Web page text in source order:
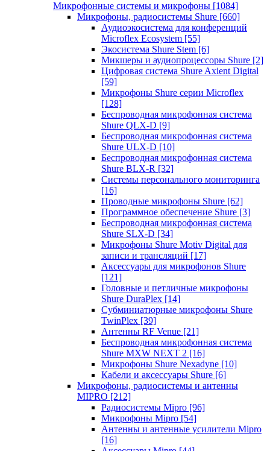
Микрофонные системы и микрофоны [1084]
Микрофоны, радиосистемы Shure [660]
Аудиоэкосистема для конференций
Microflex Ecosystem [55]
Экосистема Shure Stem [6]
Микшеры и аудиопроцессоры Shure [2]
Цифровая система Shure Axient Digital
[59]
Микрофоны Shure серии Microflex
[128]
Беспроводная микрофонная система
Shure QLX-D [9]
Беспроводная микрофонная система
Shure ULX-D [10]
Беспроводная микрофонная система
Shure BLX-R [32]
Системы персонального мониторинга
[16]
Проводные микрофоны Shure [62]
Программное обеспечение Shure [3]
Беспроводная микрофонная система
Shure SLX-D [34]
Микрофоны Shure Motiv Digital для
записи и трансляций [17]
Аксессуары для микрофонов Shure
[121]
Головные и петличные микрофоны
Shure DuraPlex [14]
Субминиатюрные микрофоны Shure
TwinPlex [39]
Антенны RF Venue [21]
Беспроводная микрофонная система
Shure MXW NEXT 2 [16]
Микрофоны Shure Nexadyne [10]
Кабели и аксессуары Shure [6]
Микрофоны, радиосистемы и антенны
MIPRO [212]
Радиосистемы Mipro [96]
Микрофоны Mipro [54]
Антенны и антенные усилители Mipro
[16]